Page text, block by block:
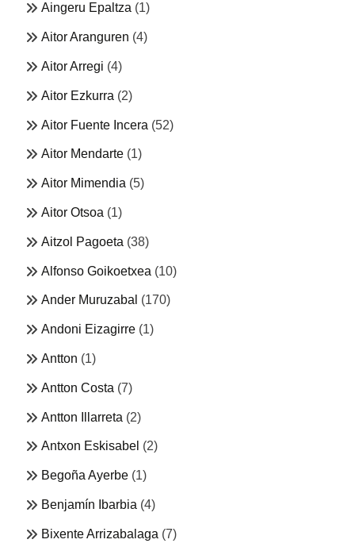
Aingeru Epaltza (1)
Aitor Aranguren (4)
Aitor Arregi (4)
Aitor Ezkurra (2)
Aitor Fuente Incera (52)
Aitor Mendarte (1)
Aitor Mimendia (5)
Aitor Otsoa (1)
Aitzol Pagoeta (38)
Alfonso Goikoetxea (10)
Ander Muruzabal (170)
Andoni Eizagirre (1)
Antton (1)
Antton Costa (7)
Antton Illarreta (2)
Antxon Eskisabel (2)
Begoña Ayerbe (1)
Benjamín Ibarbia (4)
Bixente Arrizabalaga (7)